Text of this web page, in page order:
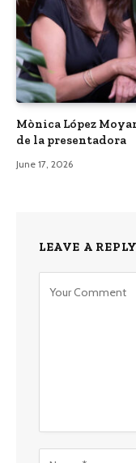
Mònica López
de la presentadora
June 17, 2026
LEAVE A REPLY